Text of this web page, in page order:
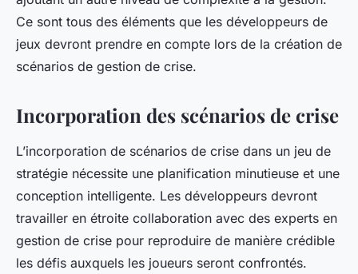
Ce sont tous des éléments que les développeurs de
jeux devront prendre en compte lors de la création de
scénarios de gestion de crise.
Incorporation des scénarios de crise
L’incorporation de scénarios de crise dans un jeu de
stratégie nécessite une planification minutieuse et une
conception intelligente. Les développeurs devront
travailler en étroite collaboration avec des experts en
gestion de crise pour reproduire de manière crédible
les défis auxquels les joueurs seront confrontés.